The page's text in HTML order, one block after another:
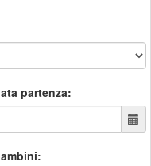
partenza: